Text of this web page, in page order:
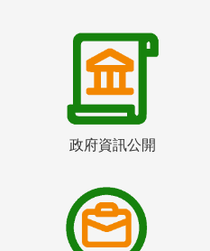
政府資訊公開